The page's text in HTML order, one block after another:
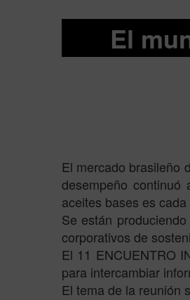
El
El mercado brasileño
desempeño
aceites bases es
Se están
corporativos de
El 11 ENCUENTRO
para intercambiar
El tema de la reunión